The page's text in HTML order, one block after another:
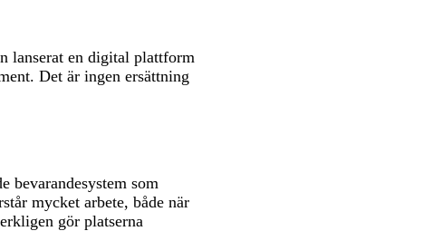
lanserat en digital plattform
Det är ingen ersättning
bevarandesystem som
mycket arbete, både när
gör platserna